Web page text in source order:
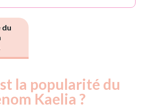
du
la popularité du
Kaelia ?